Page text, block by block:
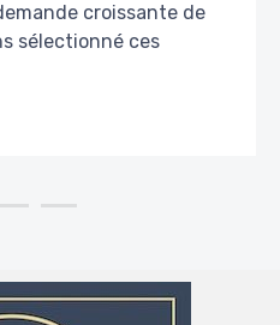
croissante de
sélectionné ces